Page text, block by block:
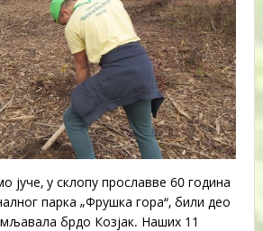
јуче, у склопу прославве 60 година
парка „Фрушка гора“, били део
брдо Козјак. Наших 11